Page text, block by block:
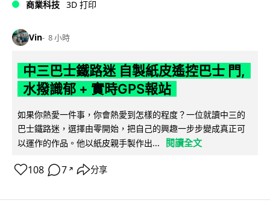
商業科技 3D 打印
Vin 8 小時
中三巴士鐵路迷 自製紙皮遙控巴士 門,
水撥識郁 + 實時GPS報站
如果你熱愛一件事，你會熱愛到怎樣的程度？一位就讀中三的
巴士鐵路迷，選擇由零開始，把自己的興趣一步步變成真正可
以運作的作品。他以紙皮親手製作出...
閱讀全文
108 7 ↗ 分享